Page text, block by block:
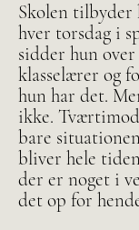
Skolen tilbyder
hver torsdag i
sidder hun
klasselærer og
hun har det.
ikke.
bare
bliver hele
der er noget i
det op for